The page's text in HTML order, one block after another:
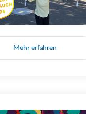
Mehr erfahren